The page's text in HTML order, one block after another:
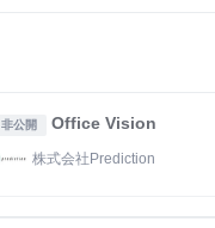
非公開 Office Vision
株式会社Prediction